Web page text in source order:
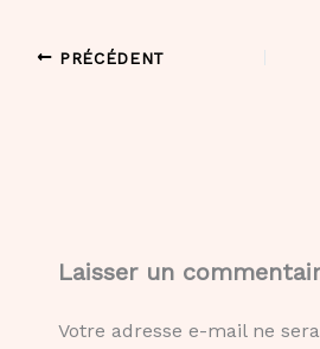
PRÉCÉDENT
Laisser un
Votre adresse e-mail ne